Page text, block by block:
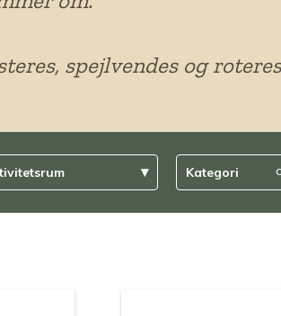
spejlvendes og
▾ Kategori